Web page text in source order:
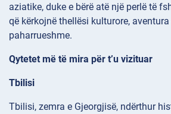
aziatike, duke e bërë atë një perlë të
që kërkojnë thellësi kulturore,
paharrueshme.
Qytetet më të mira për t’u vizituar
Tbilisi
Tbilisi, zemra e Gjeorgjisë, ndërthur